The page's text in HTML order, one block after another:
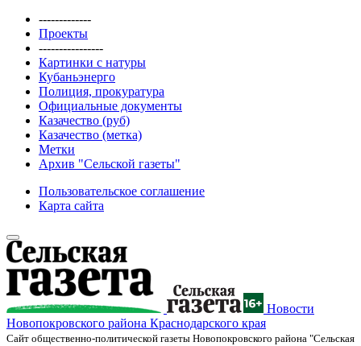
-------------
Проекты
----------------
Картинки с натуры
Кубаньэнерго
Полиция, прокуратура
Официальные документы
Казачество (руб)
Казачество (метка)
Метки
Архив "Сельской газеты"
Пользовательское соглашение
Карта сайта
Новости
Новопокровского района Краснодарского края
Cайт общественно-политической газеты Новопокровского района "Сельская